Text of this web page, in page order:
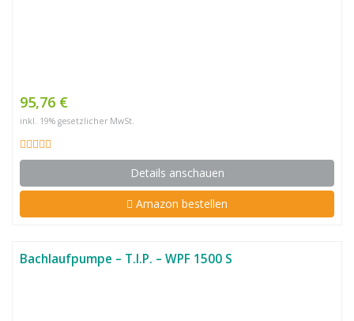
95,76 €
inkl. 19% gesetzlicher MwSt.
Details anschauen
Amazon bestellen
Bachlaufpumpe – T.I.P. – WPF 1500 S